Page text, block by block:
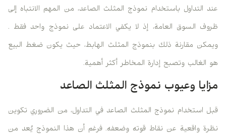
عند التداول باستخدام نموذج المثلث الصاعد، من المهم الانتباه إلى
ظروف السوق العامة، إذ لا يكفي الاعتماد على نموذج واحد فقط .
ويمكن مقارنة ذلك بنموذج المثلث الهابط، حيث يكون ضغط البيع
هو الغالب وتصبح إدارة المخاطر أكثر أهمية.
مزايا وعيوب نموذج المثلث الصاعد
قبل استخدام نموذج المثلث الصاعد في التداول، من الضروري تكوين
نظرة واقعية عن نقاط قوته وضعفه. فرغم أن هذا النموذج يُعد من